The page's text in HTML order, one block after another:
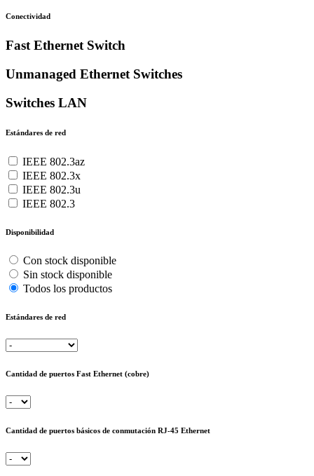
Conectividad
Fast Ethernet Switch
Unmanaged Ethernet Switches
Switches LAN
Estándares de red
IEEE 802.3az
IEEE 802.3x
IEEE 802.3u
IEEE 802.3
Disponibilidad
Con stock disponible
Sin stock disponible
Todos los productos
Estándares de red
Cantidad de puertos Fast Ethernet (cobre)
Cantidad de puertos básicos de conmutación RJ-45 Ethernet